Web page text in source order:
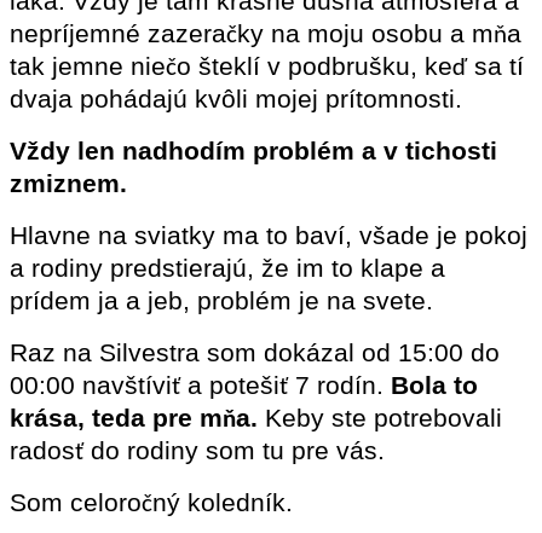
nepríjemné zazeračky na moju osobu a mňa
tak jemne niečo šteklí v podbrušku, keďsa tí
dvaja pohádajú kvôli mojej prítomnosti.
Vždy len nadhodím problém a v tichosti
zmiznem.
Hlavne na sviatky ma to baví, všade je pokoj
a rodiny predstierajú, že im to klape a
prídem ja a jeb, problém je na svete.
Raz na Silvestra som dokázal od 15:00 do
00:00 navštíviťa potešiť7 rodín. Bola to
krása, teda pre mňa. Keby ste potrebovali
radosťdo rodiny som tu pre vás.
Som celoročný koledník.